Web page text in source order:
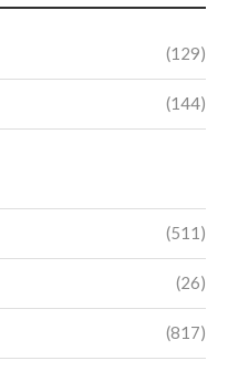
(129)
(144)
(511)
(26)
(817)